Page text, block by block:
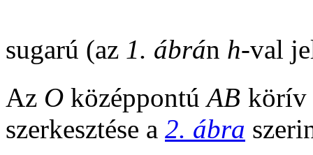
sugarú (az 1. ábrán h-val
Az O középpontúAB körív
szerkesztése a 2. ábra